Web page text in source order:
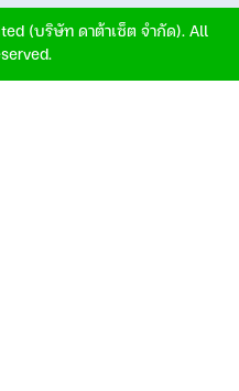
(บริษัท ดาต้าเซ็ต จำกัด). All